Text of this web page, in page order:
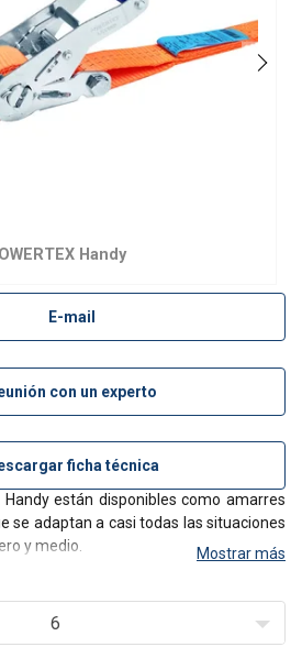
Handy
E-mail
con un experto
ficha técnica
Handy están disponibles como amarres
se adaptan a casi todas las situaciones
y medio.
y ganchos de acero.
Mostrar más
6